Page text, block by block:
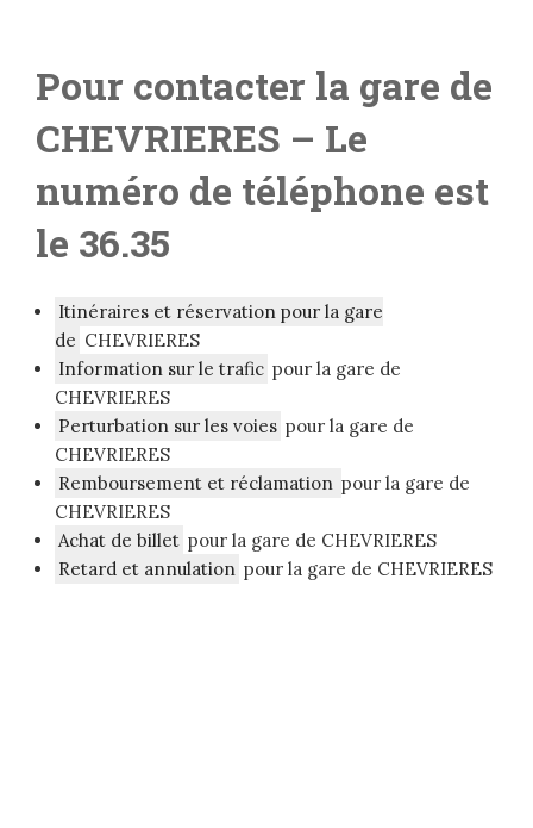
Pour contacter la gare de
CHEVRIERES – Le
numéro de téléphone est
le 36.35
Itinéraires et réservation pour la gare
de CHEVRIERES
Information sur le trafic pour la gare de
CHEVRIERES
Perturbation sur les voies pour la gare de
CHEVRIERES
Remboursement et réclamation pour la gare de
CHEVRIERES
Achat de billet pour la gare de CHEVRIERES
Retard et annulation pour la gare de CHEVRIERES